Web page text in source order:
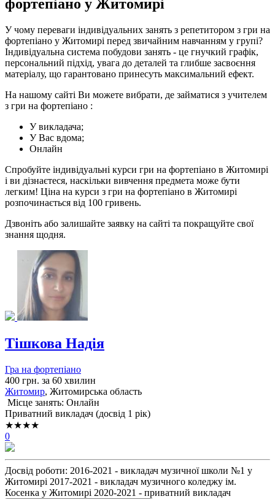
фортепіано у Житомирі
У чому переваги індивідуальних занять з репетитором з гри на
фортепіано у Житомирі перед звичайним навчанням у групі?
Індивідуальна система побудови занять - це гнучкий графік,
персональний підхід, увага до деталей та глибше засвоєння
матеріалу, що гарантовано принесуть максимальний ефект.
На нашому сайті Ви можете вибрати, де займатися з учителем
з гри на фортепіано :
У викладача;
У Вас вдома;
Онлайн
Спробуйте індивідуальні курси гри на фортепіано в Житомирі
і ви дізнаєтеся, наскільки вивчення предмета може бути
легким! Ціна на курси з гри на фортепіано в Житомирі
розпочинається від 100 гривень.
Дзвоніть або залишайте заявку на сайті та покращуйте свої
знання щодня.
Тішкова Надія
Гра на фортепіано
400 грн. за 60 хвилин
Житомир, Житомирська область
Місце занять: Онлайн
Приватний викладач (досвід 1 рік)
★★★★
0
Досвід роботи: 2016-2021 - викладач музичної школи №1 у
Житомирі 2017-2021 - викладач музичного коледжу ім.
Косенка у Житомирі 2020-2021 - приватний викладач